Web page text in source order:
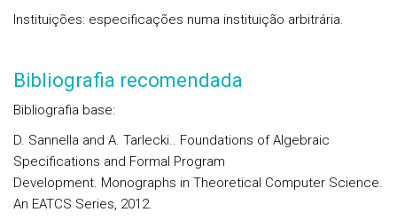
Instituições: especificações numa instituição arbitrária.
Bibliografia recomendada
Bibliografia base:
D. Sannella and A. Tarlecki.. Foundations of Algebraic
Specifications and Formal Program
Development. Monographs in Theoretical Computer Science.
An EATCS Series, 2012.